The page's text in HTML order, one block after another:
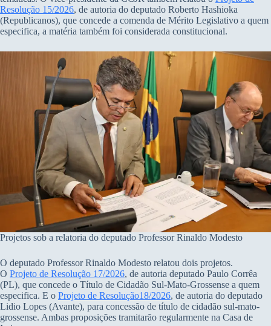
Resolução 15/2026, de autoria do deputado Roberto Hashioka
(Republicanos), que concede a comenda de Mérito Legislativo a quem
especifica, a matéria também foi considerada constitucional.
Projetos sob a relatoria do deputado Professor Rinaldo Modesto
O deputado Professor Rinaldo Modesto relatou dois projetos.
O Projeto de Resolução 17/2026, de autoria deputado Paulo Corrêa
(PL), que concede o Título de Cidadão Sul-Mato-Grossense a quem
especifica. E o Projeto de Resolução18/2026, de autoria do deputado
Lidio Lopes (Avante), para concessão de título de cidadão sul-mato-
grossense. Ambas proposições tramitarão regularmente na Casa de